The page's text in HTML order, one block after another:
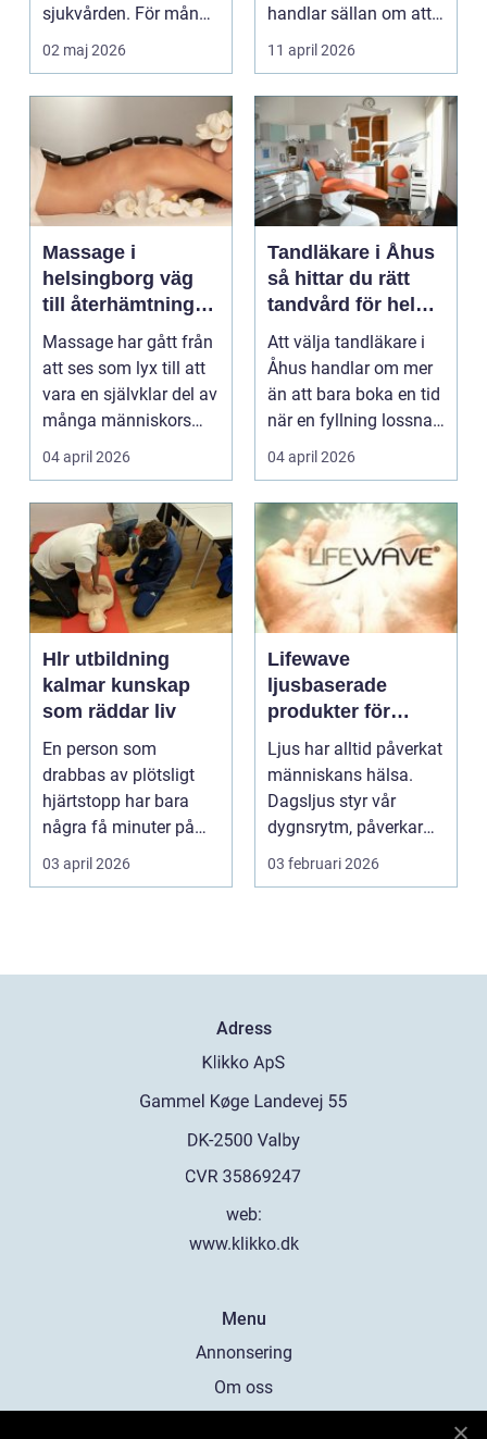
sjukvården. För många
i Svedala handlar v...
02 maj 2026
handlar sällan om att
vara svag....
11 april 2026
Massage i
helsingborg väg
till återhämtning
och hållbar hälsa
Massage har gått från
att ses som lyx till att
vara en självklar del av
många människors
friskvård. ...
04 april 2026
Tandläkare i Åhus
så hittar du rätt
tandvård för hela
familjen
Att välja tandläkare i
Åhus handlar om mer
än att bara boka en tid
när en fyllning lossnar
eller en ...
04 april 2026
Hlr utbildning
kalmar kunskap
som räddar liv
En person som
drabbas av plötsligt
hjärtstopp har bara
några få minuter på
sig. För varje minut
utan...
03 april 2026
Lifewave
ljusbaserade
produkter för
hälsa och
välbefinnande
Ljus har alltid påverkat
människans hälsa.
Dagsljus styr vår
dygnsrytm, påverkar
humör, sömn och ene...
03 februari 2026
Adress
web:
www.klikko.dk
Menu
Annonsering
Om oss